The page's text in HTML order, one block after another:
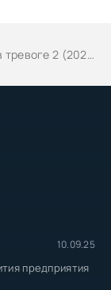
10.09.25
предприятия
2 (2025)